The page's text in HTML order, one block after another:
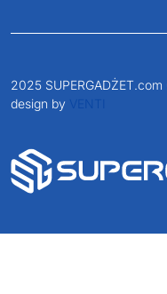
2025
design by VENTI